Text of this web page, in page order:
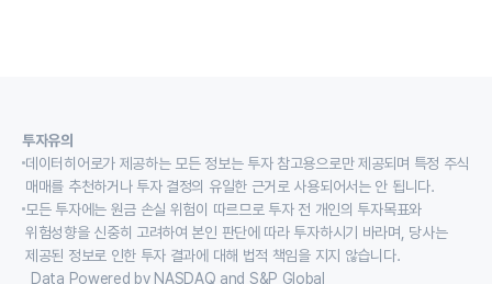
투자유의
데이터히어로가 제공하는 모든 정보는 투자 참고용으로만 제공되며 특정 주식
매매를 추천하거나 투자 결정의 유일한 근거로 사용되어서는 안 됩니다.
모든 투자에는 원금 손실 위험이 따르므로 투자 전 개인의 투자목표와
위험성향을 신중히 고려하여 본인 판단에 따라 투자하시기 바라며, 당사는
제공된 정보로 인한 투자 결과에 대해 법적 책임을 지지 않습니다.
Data Powered by NASDAQ and S&P Global